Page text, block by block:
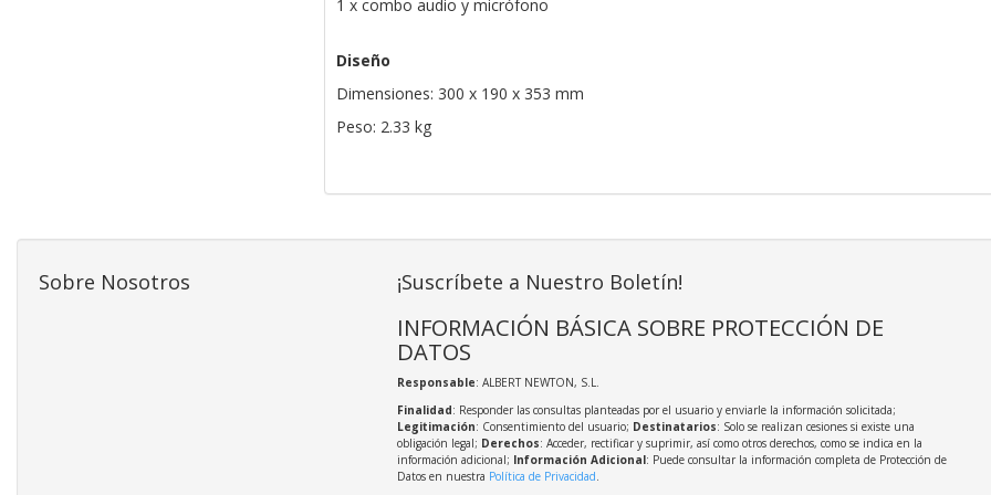
1 x combo audio y micrófono
Diseño
Dimensiones: 300 x 190 x 353 mm
Peso: 2.33 kg
Sobre Nosotros ¡Suscríbete a Nuestro Boletín!
INFORMACIÓN BÁSICA SOBRE PROTECCIÓN DE
DATOS
Responsable: ALBERT NEWTON, S.L.
Finalidad: Responder las consultas planteadas por el usuario y enviarle la información solicitada;
Legitimación: Consentimiento del usuario; Destinatarios: Solo se realizan cesiones si existe una
obligación legal; Derechos: Acceder, rectificar y suprimir, así como otros derechos, como se indica en la
información adicional; Información Adicional: Puede consultar la información completa de Protección de
Datos en nuestra Política de Privacidad.